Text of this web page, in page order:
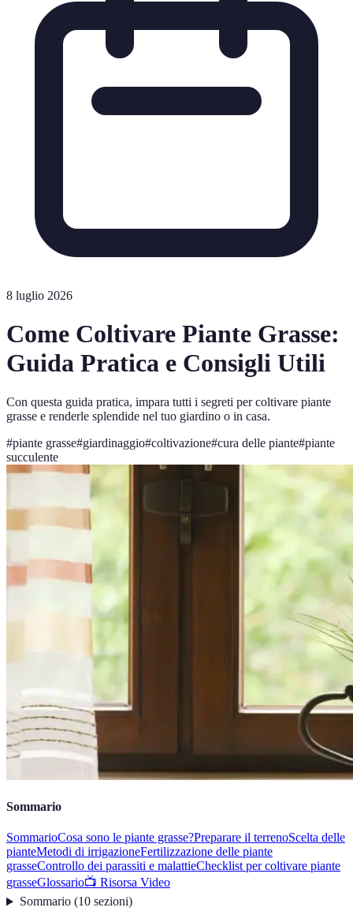
8 luglio 2026
Come Coltivare Piante Grasse:
Guida Pratica e Consigli Utili
Con questa guida pratica, impara tutti i segreti per coltivare piante
grasse e renderle splendide nel tuo giardino o in casa.
#piante grasse#giardinaggio#coltivazione#cura delle piante#piante
succulente
Sommario
SommarioCosa sono le piante grasse?Preparare il terrenoScelta delle
pianteMetodi di irrigazioneFertilizzazione delle piante
grasseControllo dei parassiti e malattieChecklist per coltivare piante
grasseGlossario📺 Risorsa Video
Sommario(10 sezioni)